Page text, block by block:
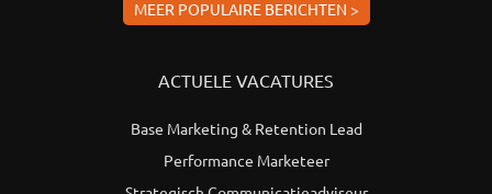
MEER POPULAIRE BERICHTEN >
ACTUELE VACATURES
Base Marketing & Retention Lead
Performance Marketeer